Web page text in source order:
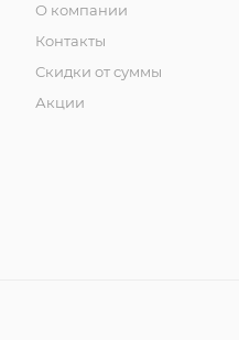
О компании
Контакты
Скидки от суммы
Акции